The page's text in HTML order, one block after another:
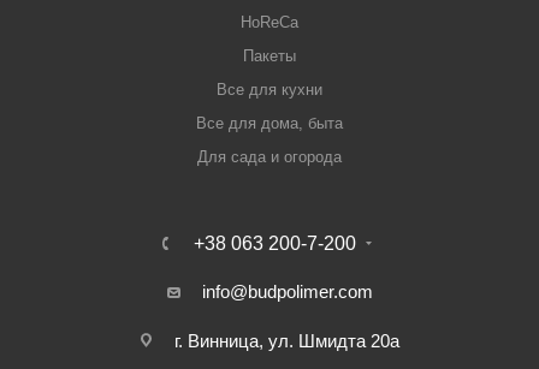
HoReCa
Пакеты
Все для кухни
Все для дома, быта
Для сада и огорода
+38 063 200-7-200
info@budpolimer.com
г. Винница, ул. Шмидта 20а